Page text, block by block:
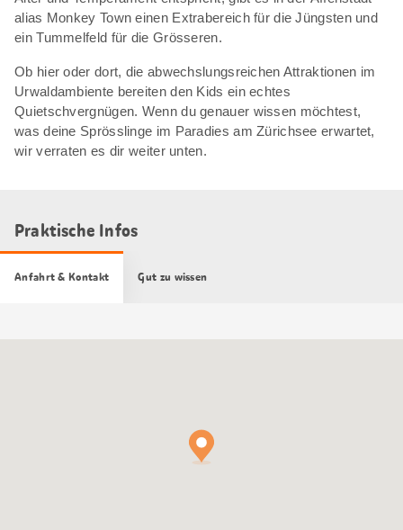
alias Monkey Town einen Extrabereich für die Jüngsten und
ein Tummelfeld für die Grösseren.
Ob hier oder dort, die abwechslungsreichen Attraktionen im
Urwaldambiente bereiten den Kids ein echtes
Quietschvergnügen. Wenn du genauer wissen möchtest,
was deine Sprösslinge im Paradies am Zürichsee erwartet,
wir verraten es dir weiter unten.
Praktische Infos
Anfahrt & Kontakt Gut zu wissen